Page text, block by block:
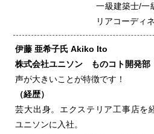
一級建築士/一
リアコーディ
伊藤 亜希子氏 Akiko Ito
株式会社ユニソン ものコト開発部
声が大きいことが特徴です！
（経歴）
芸大出身。エクステリア工事店を
ユニソンに入社。